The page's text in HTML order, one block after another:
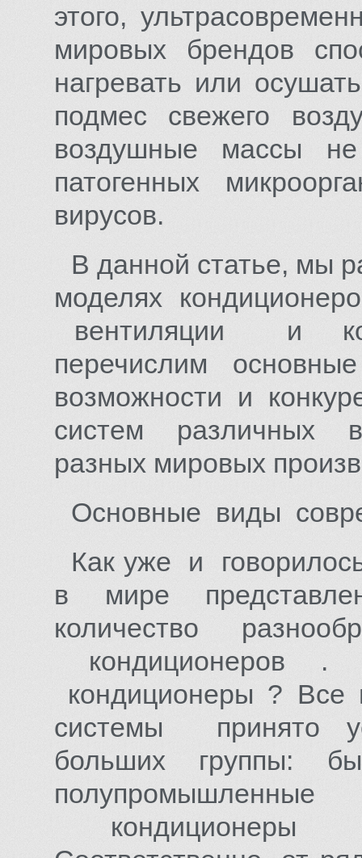
этого,
мировых брендов
нагревать или
подмес свежего
воздушные массы
патогенных
вирусов.
В данной статье, мы
моделях
вентиляции и
перечислим
возможности и
систем различных
разных мировых
Основные виды
Как уже и
в мире
количество
кондиционеров .
кондиционеры ? Все
системы принято
больших группы:
кондиционеры